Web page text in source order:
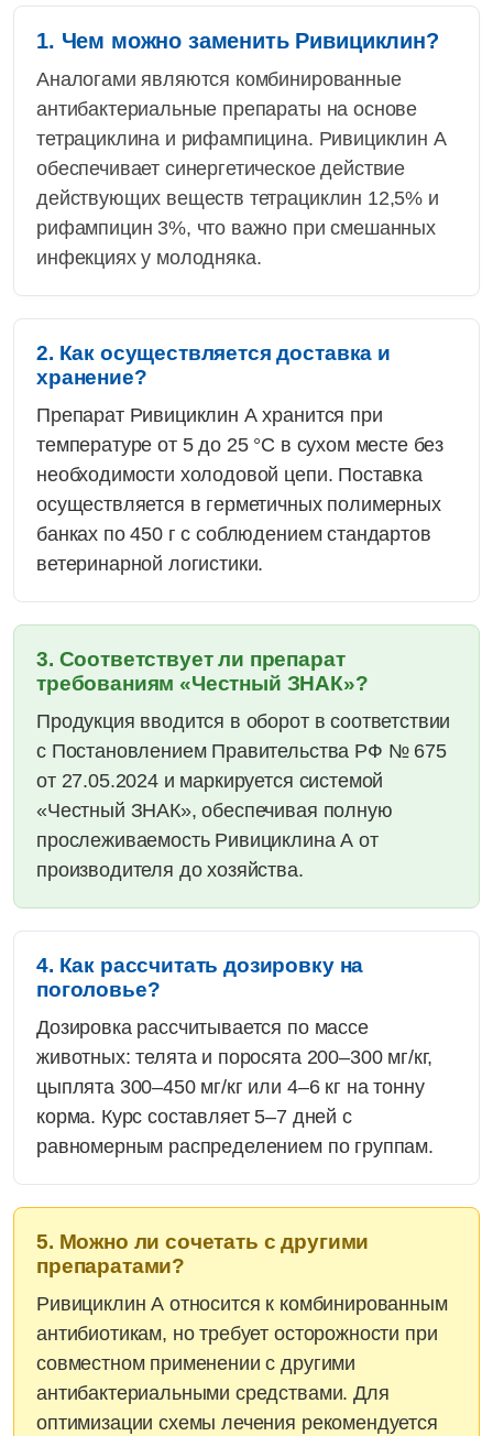
1. Чем можно заменить Ривициклин?
Аналогами являются комбинированные
антибактериальные препараты на основе
тетрациклина и рифампицина. Ривициклин А
обеспечивает синергетическое действие
действующих веществ тетрациклин 12,5% и
рифампицин 3%, что важно при смешанных
инфекциях у молодняка.
2. Как осуществляется доставка и
хранение?
Препарат Ривициклин А хранится при
температуре от 5 до 25 °C в сухом месте без
необходимости холодовой цепи. Поставка
осуществляется в герметичных полимерных
банках по 450 г с соблюдением стандартов
ветеринарной логистики.
3. Соответствует ли препарат
требованиям «Честный ЗНАК»?
Продукция вводится в оборот в соответствии
с Постановлением Правительства РФ № 675
от 27.05.2024 и маркируется системой
«Честный ЗНАК», обеспечивая полную
прослеживаемость Ривициклина А от
производителя до хозяйства.
4. Как рассчитать дозировку на
поголовье?
Дозировка рассчитывается по массе
животных: телята и поросята 200–300 мг/кг,
цыплята 300–450 мг/кг или 4–6 кг на тонну
корма. Курс составляет 5–7 дней с
равномерным распределением по группам.
5. Можно ли сочетать с другими
препаратами?
Ривициклин А относится к комбинированным
антибиотикам, но требует осторожности при
совместном применении с другими
антибактериальными средствами. Для
оптимизации схемы лечения рекомендуется